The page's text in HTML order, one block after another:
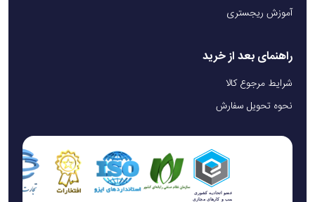
آموزش ریجستری
راهنمای بعد از خرید
شرایط مرجوع کالا
نحوه تحویل سفارش